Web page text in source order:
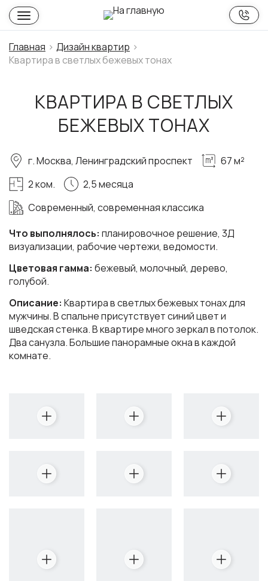
Главная
Дизайн квартир
Квартира в светлых бежевых тонах
КВАРТИРА В СВЕТЛЫХ
БЕЖЕВЫХ ТОНАХ
Что выполнялось: планировочное решение, 3Д
визуализации, рабочие чертежи, ведомости.
Цветовая гамма: бежевый, молочный, дерево,
голубой.
Описание: Квартира в светлых бежевых тонах для
мужчины. В спальне присутствует синий цвет и
шведская стенка. В квартире много зеркал в потолок.
Два санузла. Большие панорамные окна в каждой
комнате.
г. Москва, Ленинградский проспект
67 м²
2 ком.
2,5 месяца
Современный, современная классика